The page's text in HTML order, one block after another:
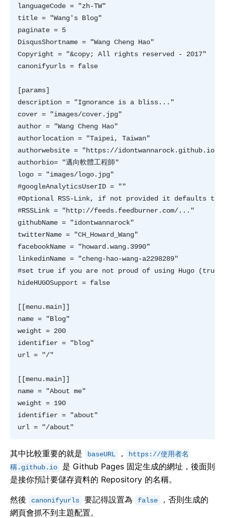
languageCode = "zh-TW"
title = "Wang's Blog"
paginate = 5
DisqusShortname = "Wang Cheng Hao"
Copyright = "&copy; All rights reserved - 2017"
canonifyurls = false
[params]
description = "Ignorance is a bliss..."
cover = "images/cover.jpg"
author = "Wang Cheng Hao"
authorlocation = "Taipei, Taiwan"
authorwebsite = "https://idontwannarock.github.io/
authorbio= "邁向軟體工程師"
logo = "images/logo.jpg"
#googleAnalyticsUserID = ""
#Optional RSS-Link, if not provided it defaults to
#RSSLink = "http://feeds.feedburner.com/..."
githubName = "idontwannarock"
twitterName = "CH_Howard_Wang"
facebookName = "howard.wang.3990"
linkedinName = "cheng-hao-wang-a2298289"
#set true if you are not proud of using Hugo
hideHUGOSupport = false
[[menu.main]]
name = "Blog"
weight = 200
identifier = "blog"
url = "/"
[[menu.main]]
name = "About me"
weight = 190
identifier = "about"
其中比較重要的就是 baseURL ，
https://使用者名
稱.github.io
是 Github Pages 固定生成的網址，後面則
是接你預計要儲存資料的 Repository 的名稱。
然後
canonifyurls 要記得設置為 false
，否則生成的
網頁會抓不到主題配置。